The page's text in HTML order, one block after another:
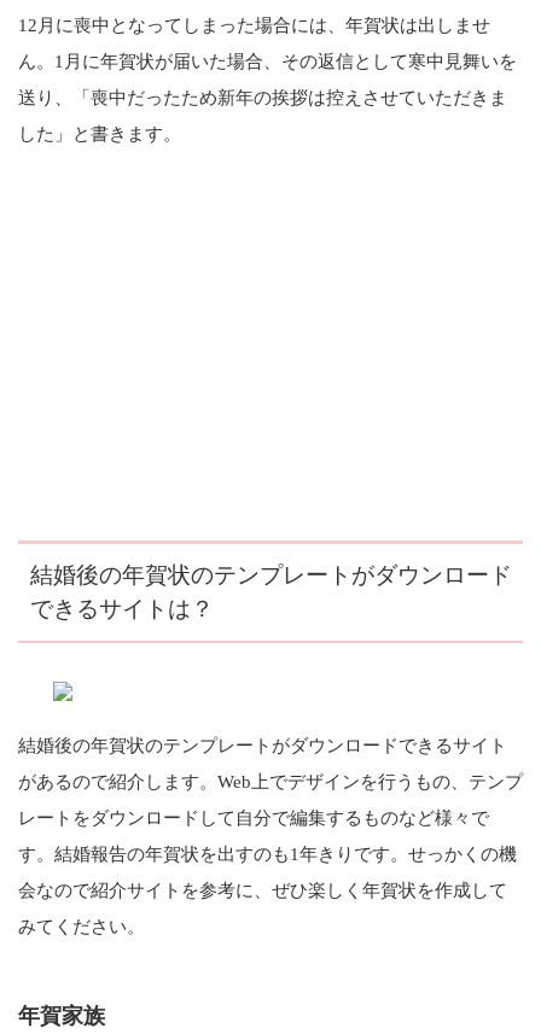
12月に喪中となってしまった場合には、年賀状は出しませ
ん。1月に年賀状が届いた場合、その返信として寒中見舞いを
送り、「喪中だったため新年の挨拶は控えさせていただきま
した」と書きます。
結婚後の年賀状のテンプレートがダウンロード
できるサイトは？
結婚後の年賀状のテンプレートがダウンロードできるサイト
があるので紹介します。Web上でデザインを行うもの、テンプ
レートをダウンロードして自分で編集するものなど様々で
す。結婚報告の年賀状を出すのも1年きりです。せっかくの機
会なので紹介サイトを参考に、ぜひ楽しく年賀状を作成して
みてください。
年賀家族